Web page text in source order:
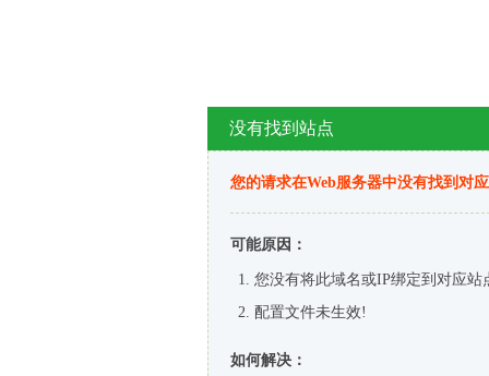
没有找到站点
您的请求在Web服务器中没有找到对
可能原因：
您没有将此域名或IP绑定到对应站
配置文件未生效!
如何解决：